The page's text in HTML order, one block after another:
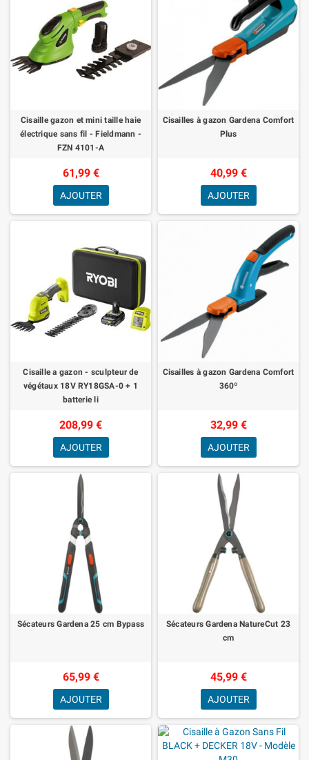
Cisaille gazon et mini taille haie
électrique sans fil - Fieldmann -
FZN 4101-A
61,99 €
AJOUTER
Cisailles à gazon Gardena Comfort
Plus
40,99 €
AJOUTER
Cisaille a gazon - sculpteur de
végétaux 18V RY18GSA-0 + 1
batterie li
208,99 €
AJOUTER
Cisailles à gazon Gardena Comfort
360º
32,99 €
AJOUTER
Sécateurs Gardena 25 cm Bypass
65,99 €
AJOUTER
Sécateurs Gardena NatureCut 23
cm
45,99 €
AJOUTER